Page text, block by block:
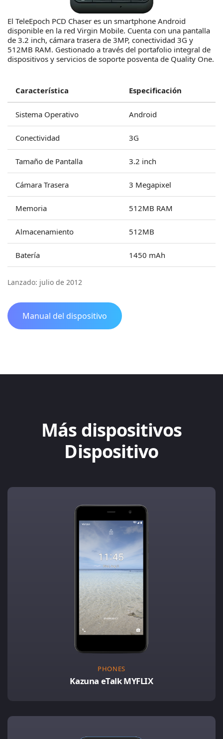
El TeleEpoch PCD Chaser es un smartphone Android
disponible en la red Virgin Mobile. Cuenta con una pantalla
de 3.2 inch, cámara trasera de 3MP, conectividad 3G y
512MB RAM. Gestionado a través del portafolio integral de
dispositivos y servicios de soporte posventa de Quality One.
Característica Especificación
Sistema Operativo Android
Conectividad 3G
Tamaño de Pantalla 3.2 inch
Cámara Trasera 3 Megapixel
Memoria 512MB RAM
Almacenamiento 512MB
Batería 1450 mAh
Lanzado: julio de 2012
Manual del dispositivo
Más dispositivos
Dispositivo
PHONES
Kazuna eTalk MYFLIX